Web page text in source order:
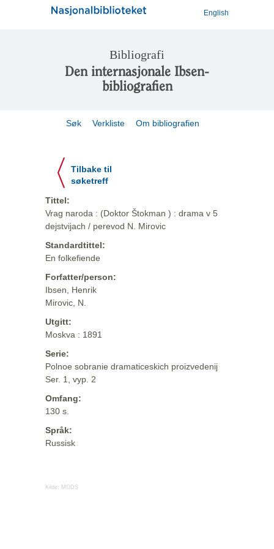
English
Bibliografi
Den internasjonale Ibsen-
bibliografien
Søk Verkliste Om bibliografien
Tilbake til
søketreff
Tittel:
Vrag naroda : (Doktor Štokman ) : drama v 5
dejstvijach / perevod N. Mirovic
Standardtittel:
En folkefiende
Forfatter/person:
Ibsen, Henrik
Mirovic, N.
Utgitt:
Moskva : 1891
Serie:
Polnoe sobranie dramaticeskich proizvedenij
Ser. 1, vyp. 2
Omfang:
130 s.
Språk:
Russisk
Kilde: MODS